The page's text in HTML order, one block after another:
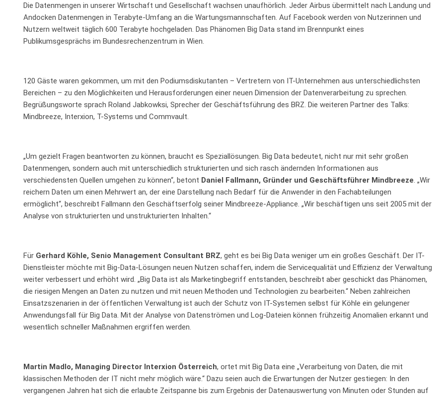
Die Datenmengen in unserer Wirtschaft und Gesellschaft wachsen unaufhörlich. Jeder Airbus übermittelt nach Landung und
Andocken Datenmengen in Terabyte-Umfang an die Wartungsmannschaften. Auf Facebook werden von Nutzerinnen und
Nutzern weltweit täglich 600 Terabyte hochgeladen. Das Phänomen Big Data stand im Brennpunkt eines
Publikumsgesprächs im Bundesrechenzentrum in Wien.
120 Gäste waren gekommen, um mit den Podiumsdiskutanten – Vertretern von IT-Unternehmen aus unterschiedlichsten
Bereichen – zu den Möglichkeiten und Herausforderungen einer neuen Dimension der Datenverarbeitung zu sprechen.
Begrüßungsworte sprach Roland Jabkowksi, Sprecher der Geschäftsführung des BRZ. Die weiteren Partner des Talks:
Mindbreeze, Interxion, T-Systems und Commvault.
„Um gezielt Fragen beantworten zu können, braucht es Speziallösungen. Big Data bedeutet, nicht nur mit sehr großen
Datenmengen, sondern auch mit unterschiedlich strukturierten und sich rasch ändernden Informationen aus
verschiedensten Quellen umgehen zu können“, betont Daniel Fallmann, Gründer und Geschäftsführer Mindbreeze. „Wir
reichern Daten um einen Mehrwert an, der eine Darstellung nach Bedarf für die Anwender in den Fachabteilungen
ermöglicht“, beschreibt Fallmann den Geschäftserfolg seiner Mindbreeze-Appliance. „Wir beschäftigen uns seit 2005 mit der
Analyse von strukturierten und unstrukturierten Inhalten.“
Für Gerhard Köhle, Senio Management Consultant BRZ, geht es bei Big Data weniger um ein großes Geschäft. Der IT-
Dienstleister möchte mit Big-Data-Lösungen neuen Nutzen schaffen, indem die Servicequalität und Effizienz der Verwaltung
weiter verbessert und erhöht wird. „Big Data ist als Marketingbegriff entstanden, beschreibt aber geschickt das Phänomen,
die riesigen Mengen an Daten zu nutzen und mit neuen Methoden und Technologien zu bearbeiten.“ Neben zahlreichen
Einsatzszenarien in der öffentlichen Verwaltung ist auch der Schutz von IT-Systemen selbst für Köhle ein gelungener
Anwendungsfall für Big Data. Mit der Analyse von Datenströmen und Log-Dateien können frühzeitig Anomalien erkannt und
wesentlich schneller Maßnahmen ergriffen werden.
Martin Madlo, Managing Director Interxion Österreich, ortet mit Big Data eine „Verarbeitung von Daten, die mit
klassischen Methoden der IT nicht mehr möglich wäre.“ Dazu seien auch die Erwartungen der Nutzer gestiegen: In den
vergangenen Jahren hat sich die erlaubte Zeitspanne bis zum Ergebnis der Datenauswertung von Minuten oder Stunden auf